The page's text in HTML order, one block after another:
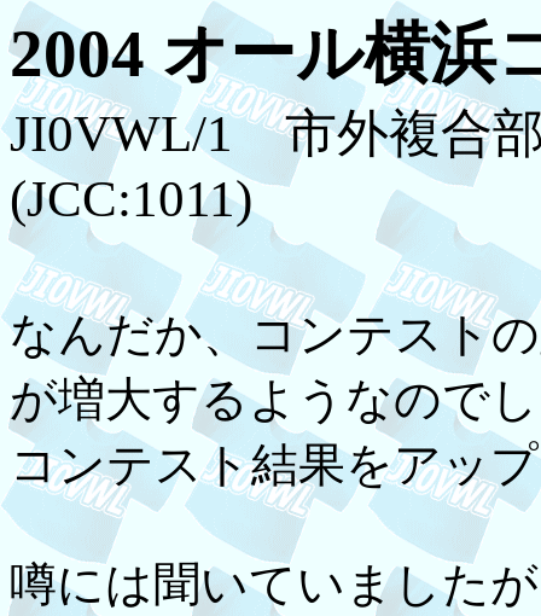
2004 オール横浜
JI0VWL/1 市外複合
(JCC:1011)
なんだか、コンテスト
が増大するようなので
コンテスト結果をアッ
噂には聞いていました